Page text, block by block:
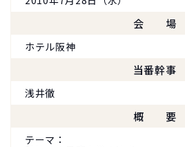
会場
ホテル阪神
当番幹事
浅井徹
概要
テーマ